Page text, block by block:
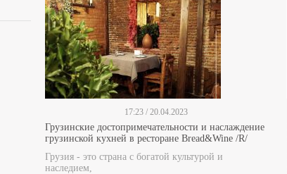
17:23 / 20.04.2023
Грузинские достопримечательности и наслаждение
грузинской кухней в ресторане Bread&Wine /R/
Грузия - это страна с богатой культурой и
наследием,